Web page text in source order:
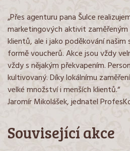
„Přes agenturu pana Šulce
marketingových aktivit zaměřeným
klientů, ale i jako poděkování
formě voucherů. Akce jsou vždy
vždy s nějakým překvapením.
kultivovaný. Díky lokálnímu
velké množství i menších klientů.“
Jaromír Mikolášek, jednatel
Související akce